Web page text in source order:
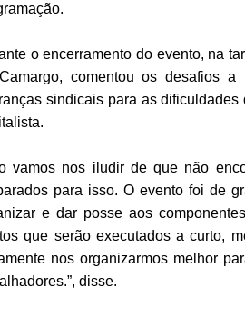
o encerramento do evento, na
comentou os desafios
sindicais para as
vamos nos iludir de que não
para isso. O evento foi de
e dar posse aos
que serão executados a curto,
nos organizarmos melhor
disse.